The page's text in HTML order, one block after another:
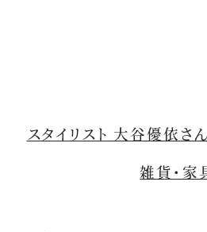
スタイリスト 大谷優依さ
雑貨・家